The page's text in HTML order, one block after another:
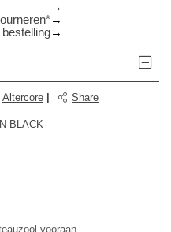
Altercore Share
BLACK
vooraan